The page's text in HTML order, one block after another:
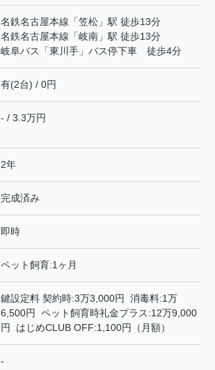
名鉄名古屋本線 「笠松 」駅 徒歩13分
名鉄名古屋本線 「岐南 」駅 徒歩13分
岐阜バス「東川手」バス停下車 徒歩4分
有(2台) / 0円
- / 3.3万円
2年
完成済み
即時
ペット飼育:1ヶ月
鍵設定料 契約時:3万3,000円 消毒料:1万
6,500円 ペット飼育時礼金プラス:12万9,000
円 はじめCLUB OFF:1,100円（月額）
-